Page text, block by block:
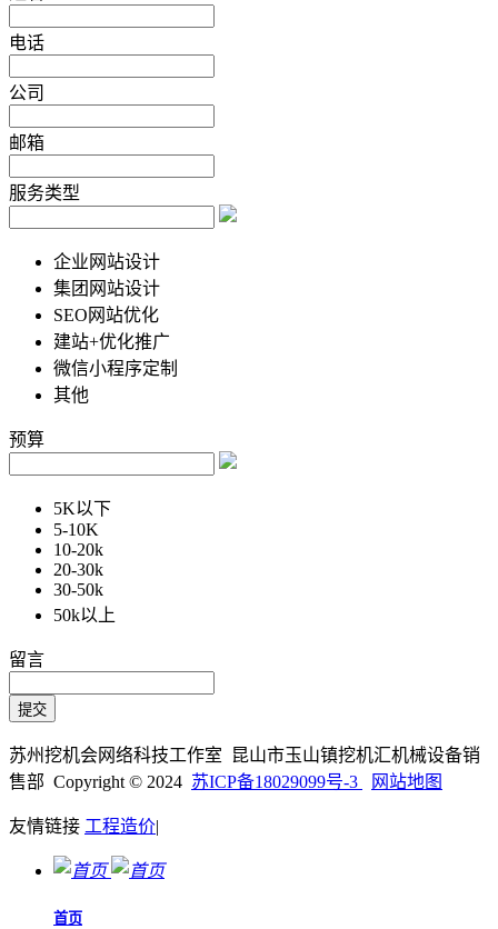
电话
公司
邮箱
服务类型
企业网站设计
集团网站设计
SEO网站优化
建站+优化推广
微信小程序定制
其他
预算
5K以下
5-10K
10-20k
20-30k
30-50k
50k以上
留言
苏州挖机会网络科技工作室 昆山市玉山镇挖机汇机械设备销
售部 Copyright © 2024 苏ICP备18029099号-3 网站地图
友情链接 工程造价|
首页